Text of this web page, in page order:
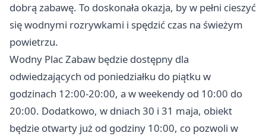
dobrą zabawę. To doskonała okazja, by w pełni cieszyć
się wodnymi rozrywkami i spędzić czas na świeżym
powietrzu.
Wodny Plac Zabaw będzie dostępny dla
odwiedzających od poniedziałku do piątku w
godzinach 12:00-20:00, a w weekendy od 10:00 do
20:00. Dodatkowo, w dniach 30 i 31 maja, obiekt
będzie otwarty już od godziny 10:00, co pozwoli w